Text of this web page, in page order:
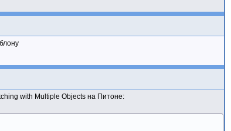
with Multiple Objects на Питоне: